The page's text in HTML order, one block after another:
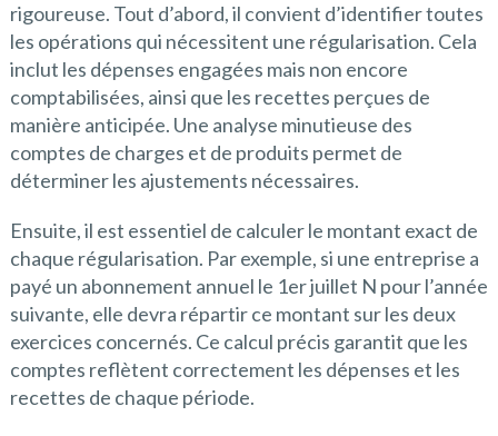
rigoureuse. Tout d’abord, il convient d’identifier toutes
les opérations qui nécessitent une régularisation. Cela
inclut les dépenses engagées mais non encore
comptabilisées, ainsi que les recettes perçues de
manière anticipée. Une analyse minutieuse des
comptes de charges et de produits permet de
déterminer les ajustements nécessaires.
Ensuite, il est essentiel de calculer le montant exact de
chaque régularisation. Par exemple, si une entreprise a
payé un abonnement annuel le 1er juillet N pour l’année
suivante, elle devra répartir ce montant sur les deux
exercices concernés. Ce calcul précis garantit que les
comptes reflètent correctement les dépenses et les
recettes de chaque période.